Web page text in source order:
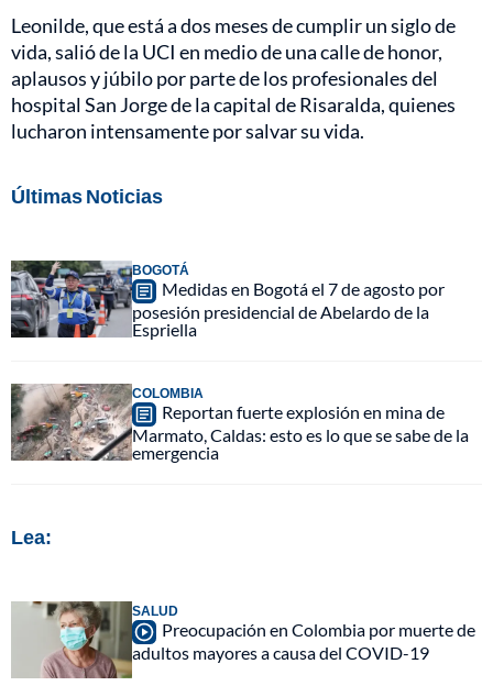
Leonilde, que está a dos meses de cumplir un siglo de
vida, salió de la UCI en medio de una calle de honor,
aplausos y júbilo por parte de los profesionales del
hospital San Jorge de la capital de Risaralda, quienes
lucharon intensamente por salvar su vida.
Últimas Noticias
BOGOTÁ
Medidas en Bogotá el 7 de agosto por
posesión presidencial de Abelardo de la
Espriella
COLOMBIA
Reportan fuerte explosión en mina de
Marmato, Caldas: esto es lo que se sabe de la
emergencia
Lea:
SALUD
Preocupación en Colombia por muerte de
adultos mayores a causa del COVID-19